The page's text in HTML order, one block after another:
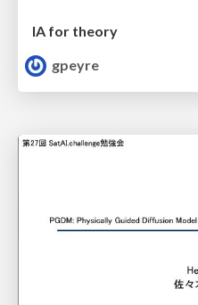
IA for theory
gpeyre